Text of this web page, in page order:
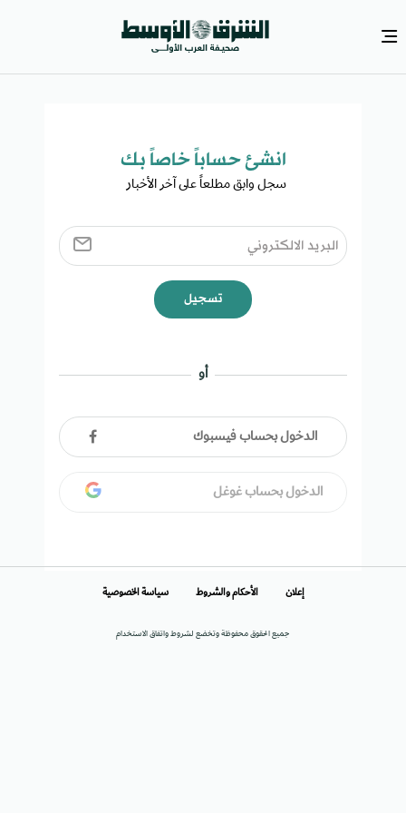
انشئ حساباً خاصاً بك​
سجل وابق مطلعاً على آخر الأخبار ​
تسجيل
أو
الدخول بحساب فيسبوك
الدخول بحساب غوغل
جميع الحقوق محفوظة وتخضع لشروط واتفاق الاستخدام
إعلان الأحكام والشروط سياسة الخصوصية